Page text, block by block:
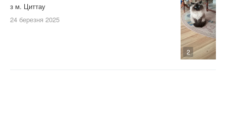
2
з м. Циттау
24 березня 2025